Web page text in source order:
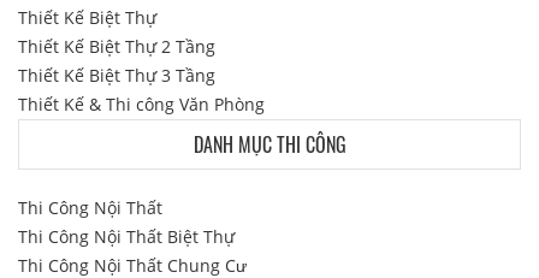
Thiết Kế Biệt Thự
Thiết Kế Biệt Thự 2 Tầng
Thiết Kế Biệt Thự 3 Tầng
Thiết Kế & Thi công Văn Phòng
DANH MỤC THI CÔNG
Thi Công Nội Thất
Thi Công Nội Thất Biệt Thự
Thi Công Nội Thất Chung Cư